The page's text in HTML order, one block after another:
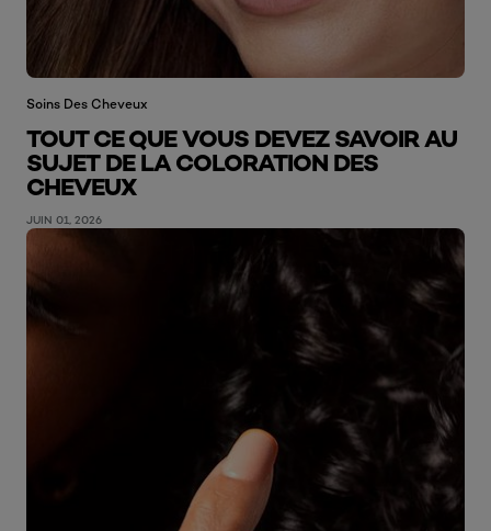
Soins Des Cheveux
TOUT CE QUE VOUS DEVEZ SAVOIR AU
SUJET DE LA COLORATION DES
CHEVEUX
JUIN 01, 2026